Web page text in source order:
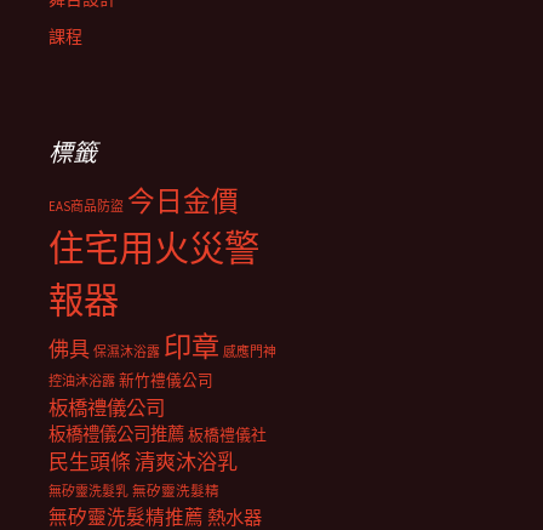
課程
標籤
EAS商品防盜 今日金價
住宅用火災警
報器
佛具 保濕沐浴露 印章 感應門神
控油沐浴露 新竹禮儀公司
板橋禮儀公司
板橋禮儀公司推薦板橋禮儀社
民生頭條清爽沐浴乳
無矽靈洗髮乳 無矽靈洗髮精
無矽靈洗髮精推薦 熱水器